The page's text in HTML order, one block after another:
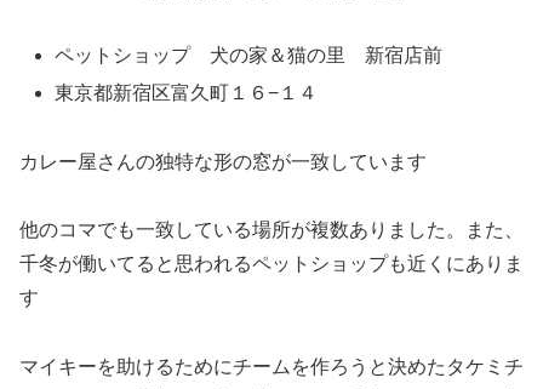
ペットショップ 犬の家＆猫の里 新宿店前
東京都新宿区富久町１６−１４
カレー屋さんの独特な形の窓が一致しています
他のコマでも一致している場所が複数ありました。また、
千冬が働いてると思われるペットショップも近くにありま
す
マイキーを助けるためにチームを作ろうと決めたタケミチ